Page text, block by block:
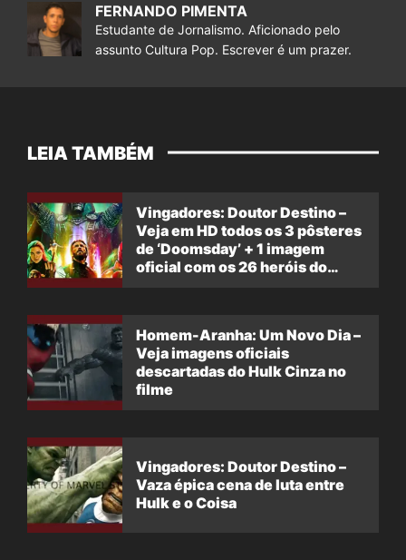
FERNANDO PIMENTA
Estudante de Jornalismo. Aficionado pelo
assunto Cultura Pop. Escrever é um prazer.
LEIA TAMBÉM
Vingadores: Doutor Destino –
Veja em HD todos os 3 pôsteres
de ‘Doomsday’ + 1 imagem
oficial com os 26 heróis do
Homem-Aranha: Um Novo Dia –
Veja imagens oficiais
descartadas do Hulk Cinza no
filme
Vingadores: Doutor Destino –
Vaza épica cena de luta entre
Hulk e o Coisa